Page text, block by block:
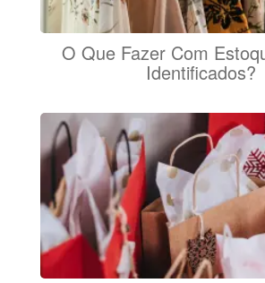
O Que Fazer Com
Identificados?